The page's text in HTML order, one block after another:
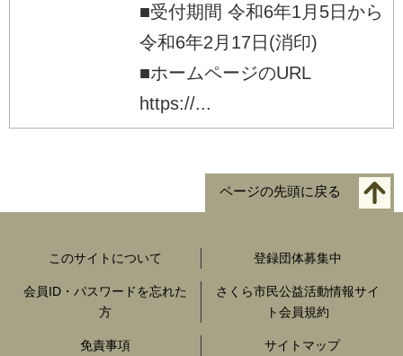
■受付期間 令和6年1月5日から
令和6年2月17日(消印)
■ホームページのURL
https://...
ページの先頭に戻る
このサイトについて 登録団体募集中
会員ID・パスワードを忘れた
方
さくら市民公益活動情報サイ
ト会員規約
免責事項 サイトマップ